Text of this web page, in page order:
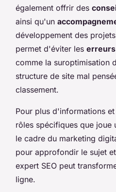
également offrir des
ainsi qu'un
développement des
permet d'éviter les
comme la suroptimisation
structure de site mal
classement.
Pour plus d'informations
rôles spécifiques que joue
le cadre du marketing
pour approfondir le sujet
expert SEO peut
ligne.